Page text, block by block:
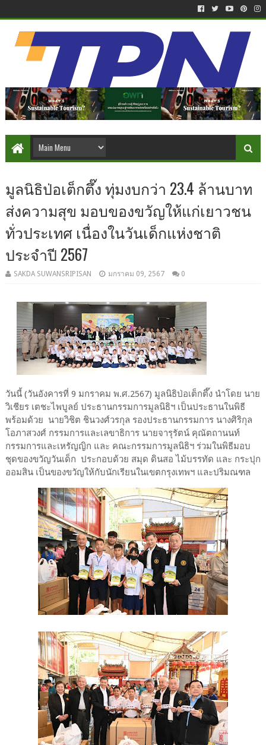
มูลนิธิป่อเต็กตึ๊ง ทุ่มงบกว่า 23.4 ล้านบาท
ส่งความสุข มอบของขวัญให้แก่เยาวชน
ทั่วประเทศ เนื่องในวันเด็กแห่งชาติ
ประจำปี 2567
SAKDA SUWANSRIPISAN มกราคม 09, 2567 0
วันนี้ (วันอังคารที่ 9 มกราคม พ.ศ.2567) มูลนิธิป่อเต็กตึ๊ง นำโดย นาย
วิเชียร เตชะไพบูลย์ ประธานกรรมการมูลนิธิฯ เป็นประธานในพิธี
พร้อมด้วย นายวิชิต ชินวงศ์วรกุล รองประธานกรรมการ นางศิริกุล
โอภาสวงศ์ กรรมการและเลขาธิการ นายจารุรัตน์ คุณัตถานนท์
กรรมการและเหรัญญิก และ คณะกรรมการมูลนิธิฯ ร่วมในพิธีมอบ
ชุดของขวัญวันเด็ก ประกอบด้วย สมุด ดินสอ ไม้บรรทัด และ กระปุก
ออมสิน เป็นของขวัญให้กับนักเรียนในเขตกรุงเทพฯ และปริมณฑล